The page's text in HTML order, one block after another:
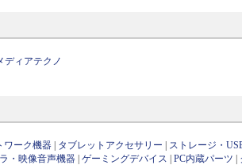
ディアテクノ
ワーク機器 タブレットアクセサリー
ストレージ・
・映像音声機器 |ゲーミングデバイス |PC内蔵パーツ